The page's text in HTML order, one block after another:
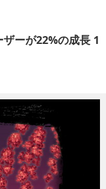
ーが22%の成長 1